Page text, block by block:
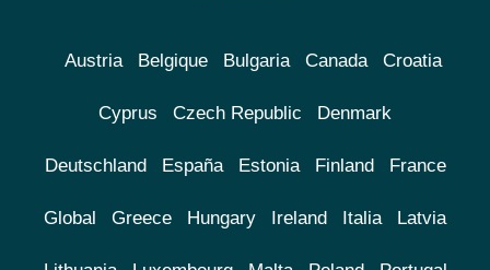
Austria Belgique Bulgaria Canada Croatia
Cyprus Czech Republic Denmark
Deutschland España Estonia Finland France
Global Greece Hungary Ireland Italia Latvia